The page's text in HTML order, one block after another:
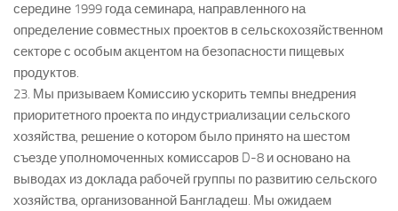
середине 1999 года семинара, направленного на
определение совместных проектов в сельскохозяйственном
секторе с особым акцентом на безопасности пищевых
продуктов.
23. Мы призываем Комиссию ускорить темпы внедрения
приоритетного проекта по индустриализации сельского
хозяйства, решение о котором было принято на шестом
съезде уполномоченных комиссаров D-8 и основано на
выводах из доклада рабочей группы по развитию сельского
хозяйства, организованной Бангладеш. Мы ожидаем